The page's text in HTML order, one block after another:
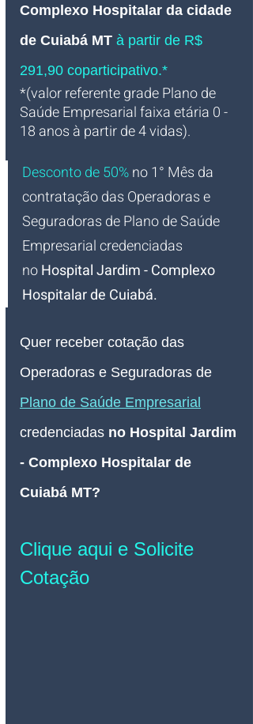
Complexo Hospitalar da cidade
de Cuiabá MT à partir de R$
291,90 coparticipativo.*
*(valor referente grade Plano de
Saúde Empresarial faixa etária 0 -
18 anos à partir de 4 vidas).
Desconto de 50%no 1° Mês da
contratação das Operadoras e
Seguradoras de Plano de Saúde
Empresarial credenciadas
no Hospital Jardim - Complexo
Hospitalar de Cuiabá.
Quer receber cotação das
Operadoras e Seguradoras de
Plano de Saúde Empresarial
credenciadas no Hospital Jardim
- Complexo Hospitalar de
Cuiabá MT?
Clique aqui e Solicite
Cotação